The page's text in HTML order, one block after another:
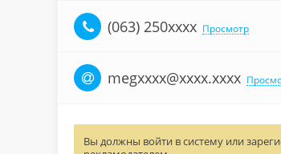
(063) 250xxxx Просмотр
megxxxx@xxxx.xxxx
Вы должны войти в систему или